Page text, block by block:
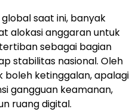
saat ini, banyak
alokasi anggaran untuk
sebagai bagian
stabilitas nasional. Oleh
boleh ketinggalan, apalagi
gangguan keamanan,
ruang digital.